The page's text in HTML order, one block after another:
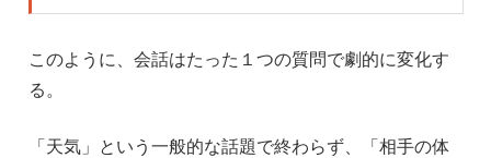
このように、会話はたった１つの質問で劇的に変化す
る。
「天気」という一般的な話題で終わらず、「相手の体